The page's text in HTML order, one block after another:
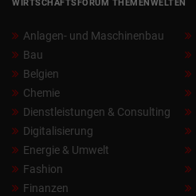
WIRTSCHAFTSFORUM THEMENWELTEN
Anlagen- und Maschinenbau
Bau
Belgien
Chemie
Dienstleistungen & Consulting
Digitalisierung
Energie & Umwelt
Fashion
Finanzen